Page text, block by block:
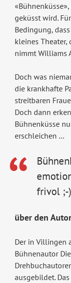
geküsst wird.
Bedingung,
kleines
nimmt Williams
Doch was
die krankhafte
streitbaren
Doch dann
Bühnenküsse
erschleichen ...
frivol ;-)
über den Autor
Der in Villingen
Bühnenautor
ausgebildet.